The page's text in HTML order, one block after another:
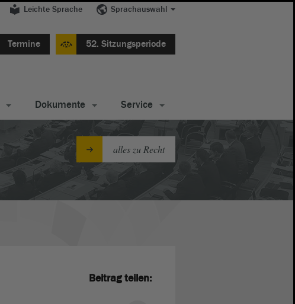
Leichte Sprache Sprachauswahl
Termine 52. Sitzungsperiode
Dokumente Service
alles zu Recht
Beitrag teilen: